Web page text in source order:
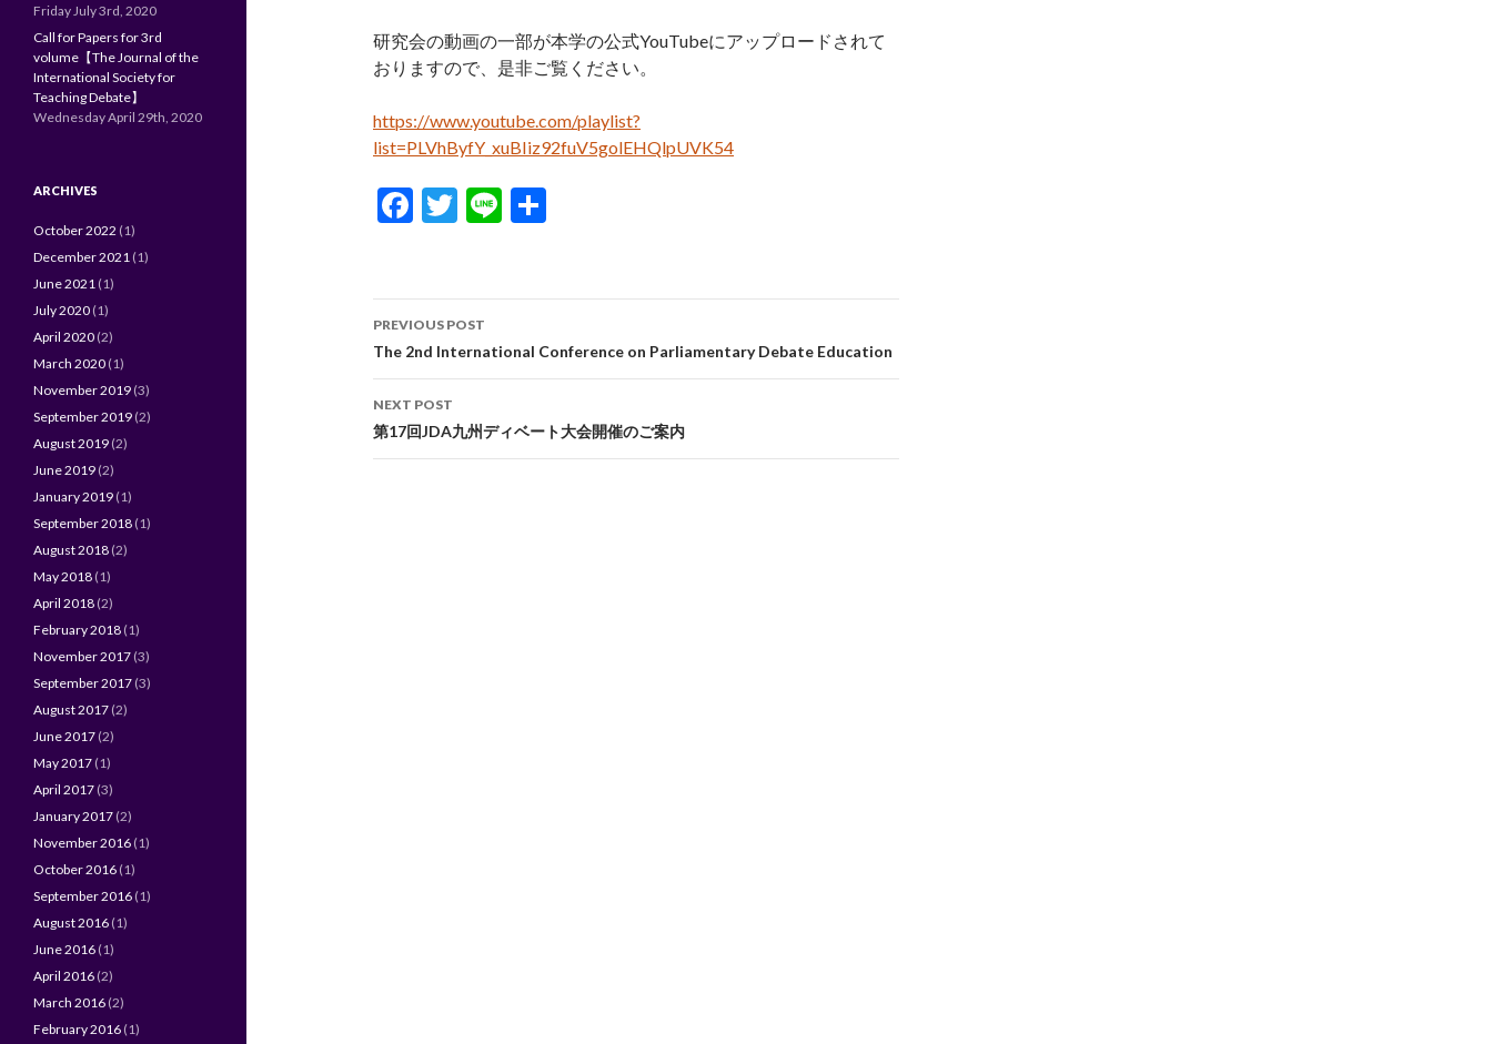
研究会の動画の一部が本学の公式YouTubeにアップロードされて
おりますので、是非ご覧ください。
https://www.youtube.com/playlist?
list=PLVhByfY_xuBIiz92fuV5golEHQlpUVK54
F
b
o
o
k
T
er
Li
e
Post
navigation
PREVIOUS POST
The 2nd International Conference on Parliamentary Debate Education
NEXT POST
第17回JDA九州ディベート大会開催のご案内
Friday July 3rd, 2020
Call for Papers for 3rd
volume【The Journal of the
International Society for
Teaching Debate】
Wednesday April 29th, 2020
ARCHIVES
October 2022 (1)
December 2021 (1)
June 2021 (1)
July 2020 (1)
April 2020 (2)
March 2020 (1)
November 2019 (3)
September 2019 (2)
August 2019 (2)
June 2019 (2)
January 2019 (1)
September 2018 (1)
August 2018 (2)
May 2018 (1)
April 2018 (2)
February 2018 (1)
November 2017 (3)
September 2017 (3)
August 2017 (2)
June 2017 (2)
May 2017 (1)
April 2017 (3)
January 2017 (2)
November 2016 (1)
October 2016 (1)
September 2016 (1)
August 2016 (1)
June 2016 (1)
April 2016 (2)
March 2016 (2)
February 2016 (1)